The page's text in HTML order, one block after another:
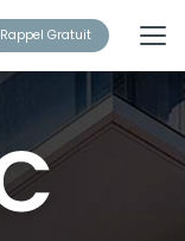
Rappel Gratuit